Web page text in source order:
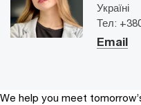
Україні
Тел:
Email
We help you meet